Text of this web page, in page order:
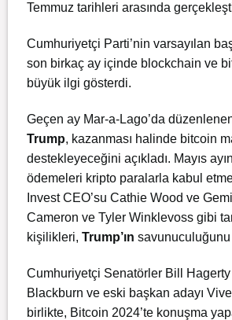
Temmuz tarihleri arasında
Cumhuriyetçi Parti’nin varsayılan
son birkaç ay içinde blockchain ve
büyük ilgi gösterdi.
Geçen ay Mar-a-Lago’da
Trump, kazanması halinde bitcoin
destekleyeceğini açıkladı. Mayıs
ödemeleri kripto paralarla kabul
Invest CEO’su Cathie Wood ve
Cameron ve Tyler Winklevoss gibi
kişilikleri, Trump’ın
Cumhuriyetçi Senatörler Bill
Blackburn ve eski başkan adayı
birlikte, Bitcoin 2024’te konuşma